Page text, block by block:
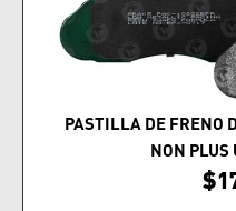
PASTILLA DE FRENO
NON PLUS
$